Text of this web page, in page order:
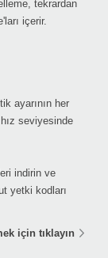
tekrardan
içerir.
ayarının her
seviyesinde
indirin ve
yetki kodları
için tıklayın